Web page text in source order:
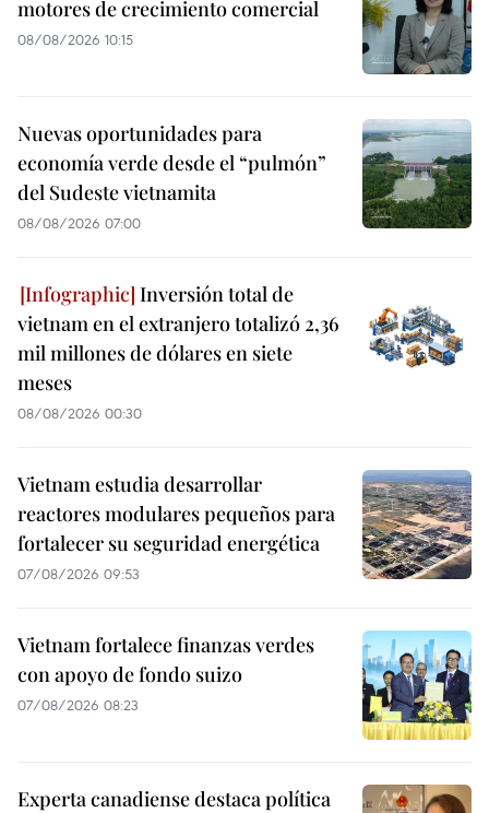
motores de crecimiento comercial
08/08/2026 10:15
Nuevas oportunidades para
economía verde desde el “pulmón”
del Sudeste vietnamita
08/08/2026 07:00
Inversión total de
vietnam en el extranjero totalizó 2,36
mil millones de dólares en siete
meses
08/08/2026 00:30
Vietnam estudia desarrollar
reactores modulares pequeños para
fortalecer su seguridad energética
07/08/2026 09:53
Vietnam fortalece finanzas verdes
con apoyo de fondo suizo
07/08/2026 08:23
Experta canadiense destaca política